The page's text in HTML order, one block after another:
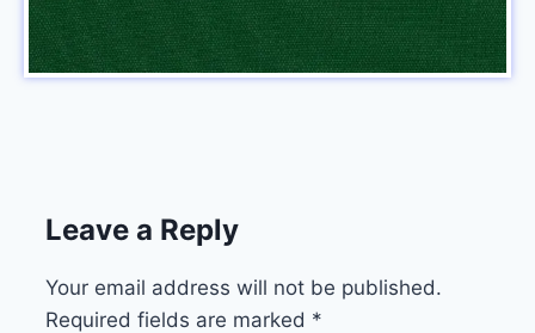
Leave a Reply
Your email address will not be published.
Required fields are marked *